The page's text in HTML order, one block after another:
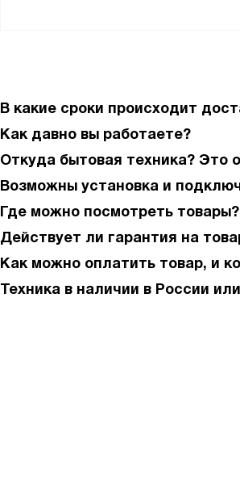
В какие сроки происходит
Как давно вы работаете?
Откуда бытовая техника? Это
Возможны установка и
Где можно посмотреть
Действует ли гарантия на
Как можно оплатить товар, и
Техника в наличии в России